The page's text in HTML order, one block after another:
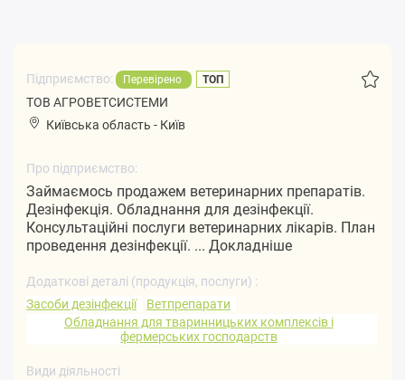
Підприємство: Перевірено ТОП
ТОВ АГРОВЕТСИСТЕМИ
Київська область - Київ
Про підприємство:
Займаємось продажем ветеринарних препаратів.
Дезінфекція. Обладнання для дезінфекції.
Консультаційні послуги ветеринарних лікарів. План
проведення дезінфекції. ... Докладніше
Додаткові деталі (продукція, послуги) :
Засоби дезінфекції
Ветпрепарати
Обладнання для тваринницьких комплексів і
фермерських господарств
Види діяльності